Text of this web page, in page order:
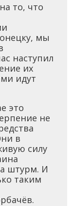
то, что
мы
наступил
их
идут
это
не
в
силу
штурм. И
таким